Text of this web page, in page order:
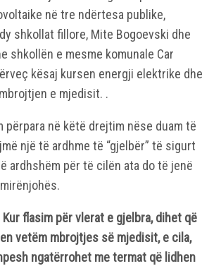
në tre ndërtesa publike,
shkollat ​​fillore, Mite Bogoevski dhe
shkollën e mesme komunale Car
kësaj kursen energji elektrike dhe
e mjedisit. .
përpara në këtë drejtim nëse duam të
një të ardhme të “gjelbër” të sigurt
ardhshëm për të cilën ata do të jenë
Kur flasim për vlerat e gjelbra, dihet që
vetëm mbrojtjes së mjedisit, e cila,
ngatërrohet me termat që lidhen